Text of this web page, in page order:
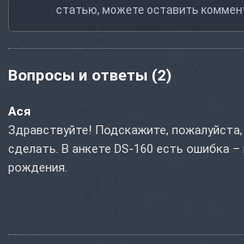
статью, можете оставить
Вопросы и ответы (2)
Ася
Здравствуйте! Подскажите,
сделать. В анкете DS-160 есть ошибка –
рождения.